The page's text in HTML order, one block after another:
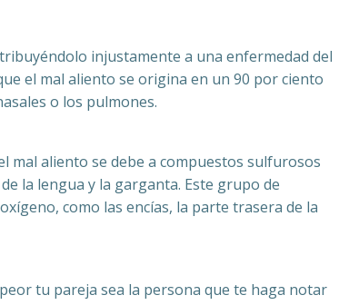
injustamente a una enfermedad del
el mal aliento se origina en un 90 por ciento
o los pulmones.
mal aliento se debe a compuestos sulfurosos
la lengua y la garganta. Este grupo de
como las encías, la parte trasera de la
tu pareja sea la persona que te haga notar